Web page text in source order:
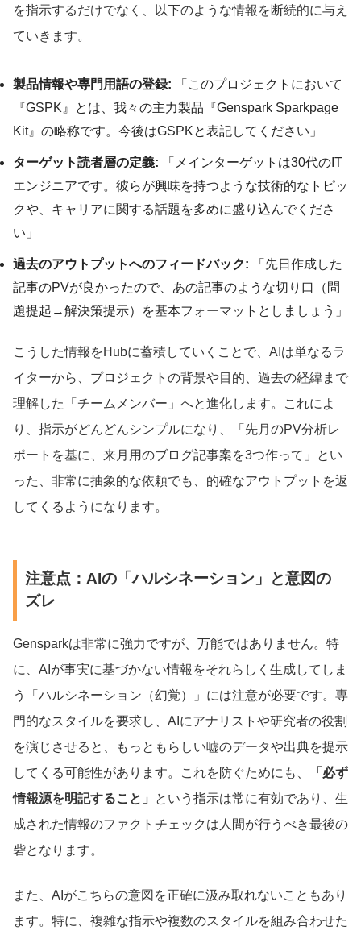
を指示するだけでなく、以下のような情報を断続的に与え
ていきます。
製品情報や専門用語の登録: 「このプロジェクトにおいて
『GSPK』とは、我々の主力製品『Genspark Sparkpage
Kit』の略称です。今後はGSPKと表記してください」
ターゲット読者層の定義: 「メインターゲットは30代のIT
エンジニアです。彼らが興味を持つような技術的なトピッ
クや、キャリアに関する話題を多めに盛り込んでくださ
い」
過去のアウトプットへのフィードバック: 「先日作成した
記事のPVが良かったので、あの記事のような切り口（問
題提起→解決策提示）を基本フォーマットとしましょう」
こうした情報をHubに蓄積していくことで、AIは単なるラ
イターから、プロジェクトの背景や目的、過去の経緯まで
理解した「チームメンバー」へと進化します。これによ
り、指示がどんどんシンプルになり、「先月のPV分析レ
ポートを基に、来月用のブログ記事案を3つ作って」とい
った、非常に抽象的な依頼でも、的確なアウトプットを返
してくるようになります。
注意点：AIの「ハルシネーション」と意図の
ズレ
Gensparkは非常に強力ですが、万能ではありません。特
に、AIが事実に基づかない情報をそれらしく生成してしま
う「ハルシネーション（幻覚）」には注意が必要です。専
門的なスタイルを要求し、AIにアナリストや研究者の役割
を演じさせると、もっともらしい嘘のデータや出典を提示
してくる可能性があります。これを防ぐためにも、
「必ず
情報源を明記すること」
という指示は常に有効であり、生
成された情報のファクトチェックは人間が行うべき最後の
砦となります。
また、AIがこちらの意図を正確に汲み取れないこともあり
ます。特に、複雑な指示や複数のスタイルを組み合わせた